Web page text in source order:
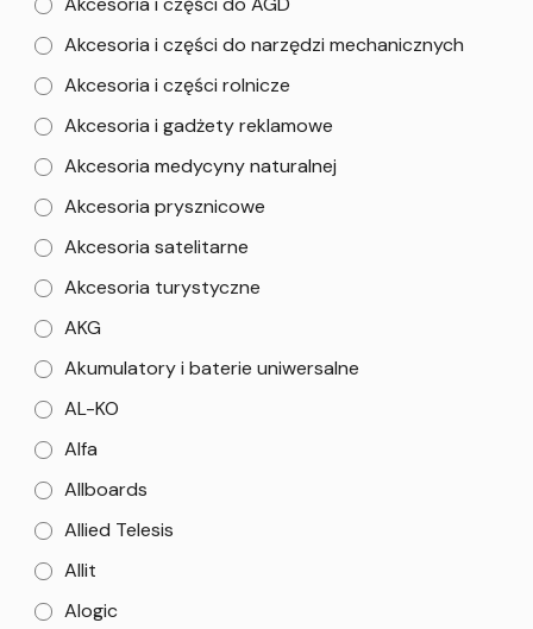
Akcesoria i części do narzędzi mechanicznych
Akcesoria i części rolnicze
Akcesoria i gadżety reklamowe
Akcesoria medycyny naturalnej
Akcesoria prysznicowe
Akcesoria satelitarne
Akcesoria turystyczne
AKG
Akumulatory i baterie uniwersalne
AL-KO
Alfa
Allboards
Allied Telesis
Allit
Alogic